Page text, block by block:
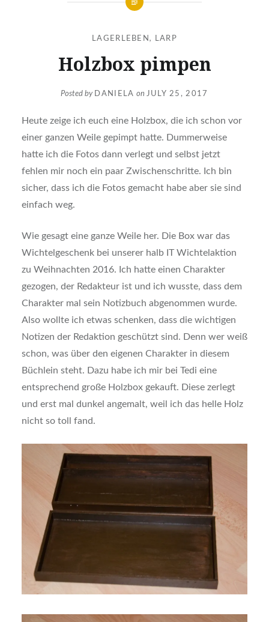
LAGERLEBEN, LARP
Holzbox pimpen
Posted by DANIELA on JULY 25, 2017
Heute zeige ich euch eine Holzbox, die ich schon vor
einer ganzen Weile gepimpt hatte. Dummerweise
hatte ich die Fotos dann verlegt und selbst jetzt
fehlen mir noch ein paar Zwischenschritte. Ich bin
sicher, dass ich die Fotos gemacht habe aber sie sind
einfach weg.
Wie gesagt eine ganze Weile her. Die Box war das
Wichtelgeschenk bei unserer halb IT Wichtelaktion
zu Weihnachten 2016. Ich hatte einen Charakter
gezogen, der Redakteur ist und ich wusste, dass dem
Charakter mal sein Notizbuch abgenommen wurde.
Also wollte ich etwas schenken, dass die wichtigen
Notizen der Redaktion geschützt sind. Denn wer weiß
schon, was über den eigenen Charakter in diesem
Büchlein steht. Dazu habe ich mir bei Tedi eine
entsprechend große Holzbox gekauft. Diese zerlegt
und erst mal dunkel angemalt, weil ich das helle Holz
nicht so toll fand.